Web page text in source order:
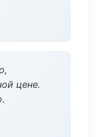
цене.